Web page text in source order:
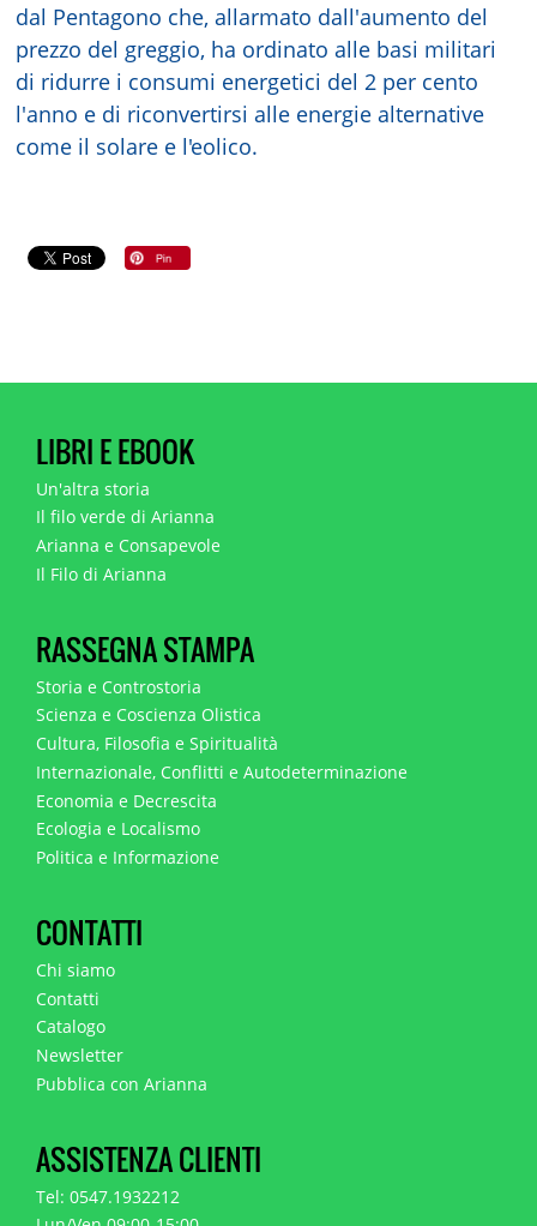
dal Pentagono che, allarmato dall'aumento del
prezzo del greggio, ha ordinato alle basi militari
di ridurre i consumi energetici del 2 per cento
l'anno e di riconvertirsi alle energie alternative
come il solare e l'eolico.
LIBRI E EBOOK
Un'altra storia
Il filo verde di Arianna
Arianna e Consapevole
Il Filo di Arianna
RASSEGNA STAMPA
Storia e Controstoria
Scienza e Coscienza Olistica
Cultura, Filosofia e Spiritualità
Internazionale, Conflitti e Autodeterminazione
Economia e Decrescita
Ecologia e Localismo
Politica e Informazione
CONTATTI
Chi siamo
Contatti
Catalogo
Newsletter
Pubblica con Arianna
ASSISTENZA CLIENTI
Tel: 0547.1932212